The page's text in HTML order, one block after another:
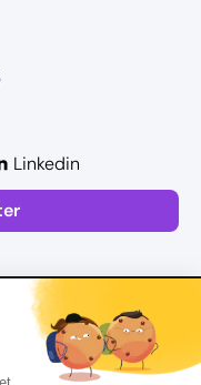
Linkedin